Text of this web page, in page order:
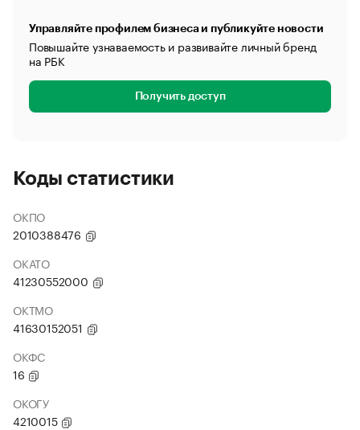
Управляйте профилем бизнеса и публикуйте новости
Повышайте узнаваемость и развивайте личный бренд
на РБК
Получить доступ
Коды статистики
ОКПО
2010388476
ОКАТО
41230552000
ОКТМО
41630152051
ОКФС
16
ОКОГУ
4210015